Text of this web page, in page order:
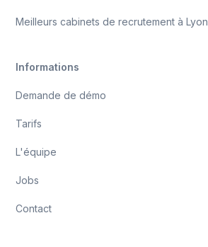
Meilleurs cabinets de recrutement à Lyon
Informations
Demande de démo
Tarifs
L'équipe
Jobs
Contact